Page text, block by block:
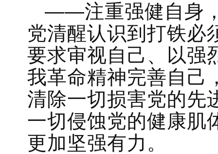
——注重强健自身
党清醒认识到打铁必
要求审视自己、以强
我革命精神完善自己
清除一切损害党的先
一切侵蚀党的健康肌
更加坚强有力。